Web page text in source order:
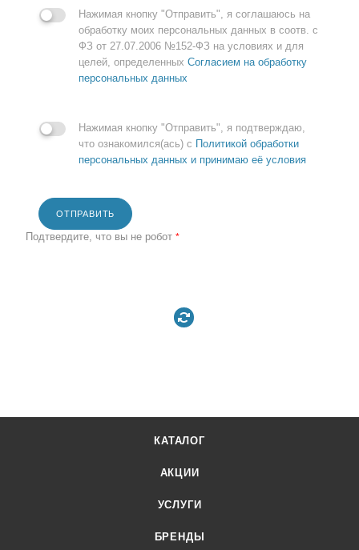
Нажимая кнопку "Отправить", я соглашаюсь на
обработку моих персональных данных в соотв. с
ФЗ от 27.07.2006 №152-ФЗ на условиях и для
целей, определенных Согласием на обработку
персональных данных
Нажимая кнопку "Отправить", я подтверждаю,
что ознакомился(ась) с Политикой обработки
персональных данных и принимаю её условия
ОТПРАВИТЬ
Подтвердите, что вы не робот *
КАТАЛОГ
АКЦИИ
УСЛУГИ
БРЕНДЫ